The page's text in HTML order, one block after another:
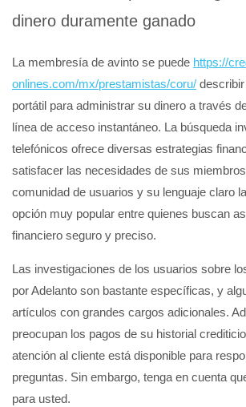
dinero duramente ganado
La membresía de avinto se puede https://
onlines.com/mx/prestamistas/coru/
portátil para administrar su dinero a través
línea de acceso instantáneo. La búsqueda
telefónicos ofrece diversas estrategias
satisfacer las necesidades de sus
comunidad de usuarios y su lenguaje claro
opción muy popular entre quienes buscan
financiero seguro y preciso.
Las investigaciones de los usuarios sobre
por Adelanto son bastante específicas, y
artículos con grandes cargos adicionales.
preocupan los pagos de su historial
atención al cliente está disponible para
preguntas. Sin embargo, tenga en cuenta
para usted.